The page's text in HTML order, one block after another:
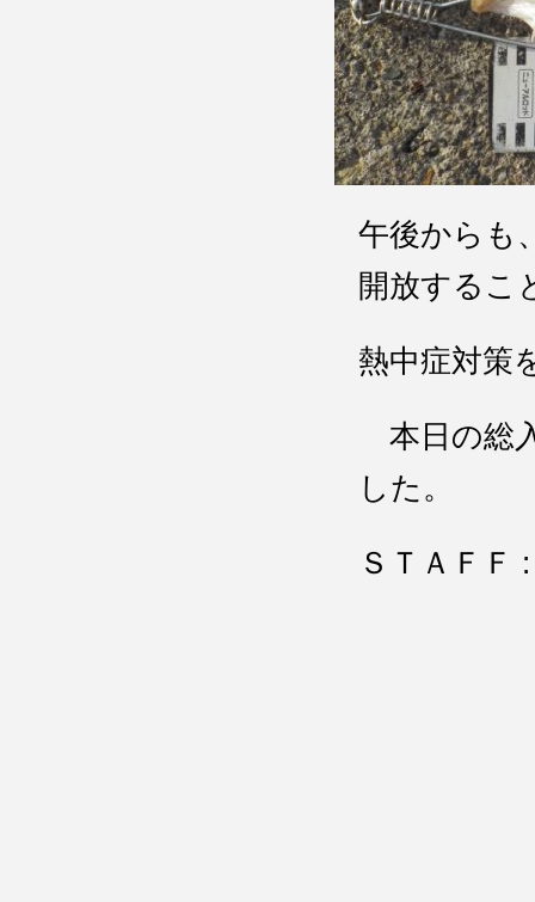
午後からも
開放するこ
熱中症対策
本日の総
した。
ＳＴＡＦ